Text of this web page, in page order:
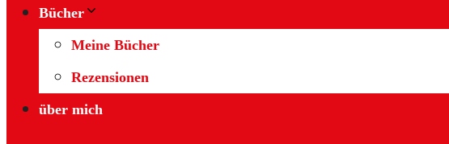
Bücher
Meine Bücher
Rezensionen
über mich